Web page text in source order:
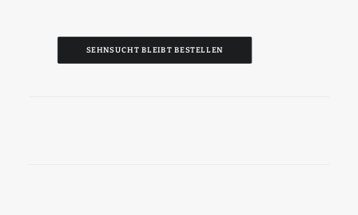
SEHNSUCHT BLEIBT BESTELLEN